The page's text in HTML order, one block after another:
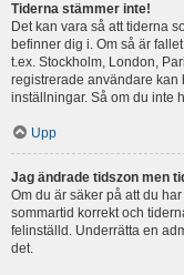
Tiderna stämmer inte!
Det kan vara så att tiderna
befinner dig i. Om så är
t.ex. Stockholm, London,
registrerade användare kan
inställningar. Så om du inte
Upp
Jag ändrade tidszon men
Om du är säker på att du
sommartid korrekt och
felinställd. Underrätta en
det.